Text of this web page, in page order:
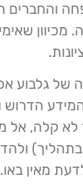
והחברים
של גלבוע
הדרוש
קלה, אל
מאין